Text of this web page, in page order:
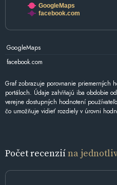
GoogleMaps
facebook.com
GoogleMaps
facebook.com
Graf zobrazuje porovnanie priemerných
portáloch. Údaje zahŕňajú iba obdobie
verejne dostupných hodnotení
čo umožňuje vidieť rozdiely v úrovni
Počet recenziína